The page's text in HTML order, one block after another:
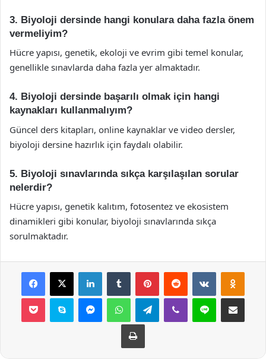
3. Biyoloji dersinde hangi konulara daha fazla önem
vermeliyim?
Hücre yapısı, genetik, ekoloji ve evrim gibi temel konular,
genellikle sınavlarda daha fazla yer almaktadır.
4. Biyoloji dersinde başarılı olmak için hangi
kaynakları kullanmalıyım?
Güncel ders kitapları, online kaynaklar ve video dersler,
biyoloji dersine hazırlık için faydalı olabilir.
5. Biyoloji sınavlarında sıkça karşılaşılan sorular
nelerdir?
Hücre yapısı, genetik kalıtım, fotosentez ve ekosistem
dinamikleri gibi konular, biyoloji sınavlarında sıkça
sorulmaktadır.
Facebook
X LinkedInTumblr PinterestReddit VKontakte
Pocket Skype MessengerWhatsAppTelegramViber Line E-Posta ile
Yazdır